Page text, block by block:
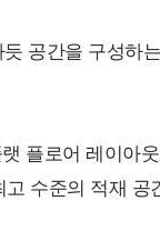
공간을 구성하
플로어 레이아
수준의 적재 공